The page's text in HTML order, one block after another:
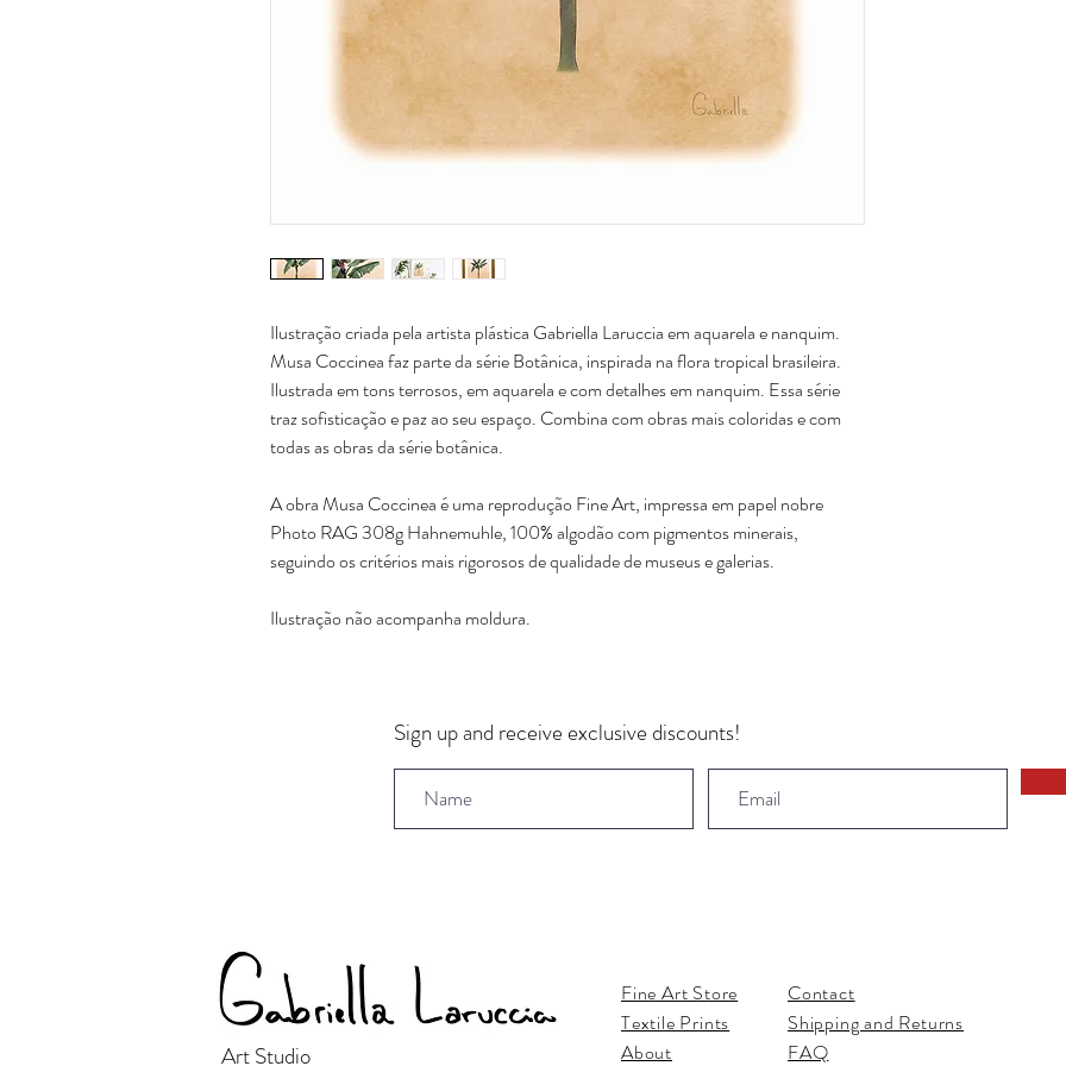
Ilustração criada pela artista plástica Gabriella Laruccia em aquarela e nanquim.
Musa Coccinea faz parte da série Botânica, inspirada na flora tropical brasileira.
Ilustrada em tons terrosos, em aquarela e com detalhes em nanquim. Essa série
traz sofisticação e paz ao seu espaço. Combina com obras mais coloridas e com
todas as obras da série botânica.
A obra Musa Coccinea é uma reprodução Fine Art, impressa em papel nobre
Photo RAG 308g Hahnemuhle, 100% algodão com pigmentos minerais,
seguindo os critérios mais rigorosos de qualidade de museus e galerias.
Ilustração não acompanha moldura.
Art Studio
Fine Art Store
Textile Prints
About
Contact
Shipping and Returns
FAQ
Sign up and receive exclusive discounts!